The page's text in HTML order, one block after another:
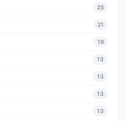
25
21
19
13
13
13
13